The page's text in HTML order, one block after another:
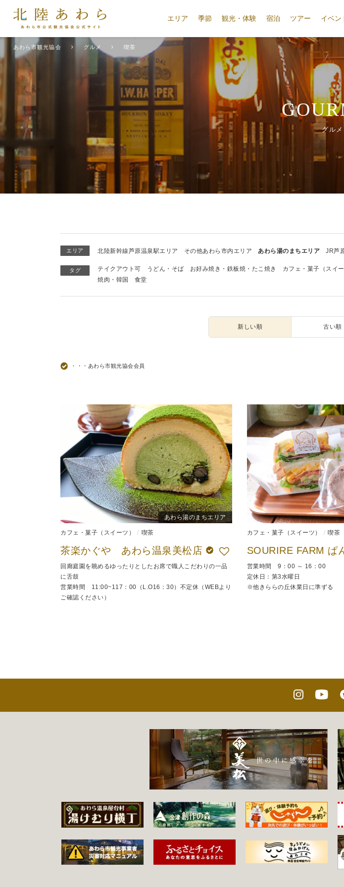
エリア 季節 観光・体験 宿泊 ツアー イベン
あわら市観光協会 グルメ 喫茶
グルメ
エリア 北陸新幹線芦原温泉駅エリア その他あわら市内エリア あわら湯のまちエリア JR芦
タグ テイクアウト可 うどん・そば お好み焼き・鉄板焼・たこ焼き カフェ・菓子（スイー
焼肉・韓国
食堂
新しい順 古い順
・・・あわら市観光協会会員
あわら湯のまちエリア
カフェ・菓子（スイーツ） 喫茶
茶楽かぐや あわら温泉美松店
回廊庭園を眺めるゆったりとしたお席で職人こだわりの一品
に舌鼓
営業時間 11:00~117：00（L.O16：30）不定休（WEBより
ご確認ください）
カフェ・菓子（スイーツ） 喫茶
SOURIRE FARM ぱ
営業時間 9：00 ～ 16：00
定休日：第3水曜日
※他きららの丘休業日に準ずる